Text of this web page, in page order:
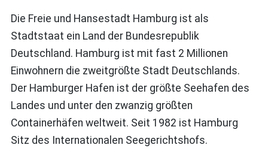
Die Freie und Hansestadt Hamburg ist als
Stadtstaat ein Land der Bundesrepublik
Deutschland. Hamburg ist mit fast 2 Millionen
Einwohnern die zweitgrößte Stadt Deutschlands.
Der Hamburger Hafen ist der größte Seehafen des
Landes und unter den zwanzig größten
Containerhäfen weltweit. Seit 1982 ist Hamburg
Sitz des Internationalen Seegerichtshofs.